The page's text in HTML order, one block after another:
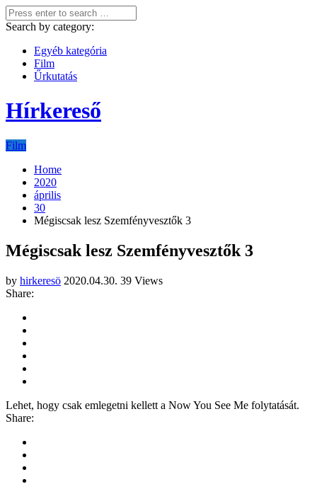
Search by category:
Egyéb kategória
Film
Űrkutatás
Hírkereső
Film
Home
2020
április
30
Mégiscsak lesz Szemfényvesztők 3
Mégiscsak lesz Szemfényvesztők 3
by hirkeresö 2020.04.30. 39 Views
Share:
Lehet, hogy csak emlegetni kellett a Now You See Me folytatását.
Share: